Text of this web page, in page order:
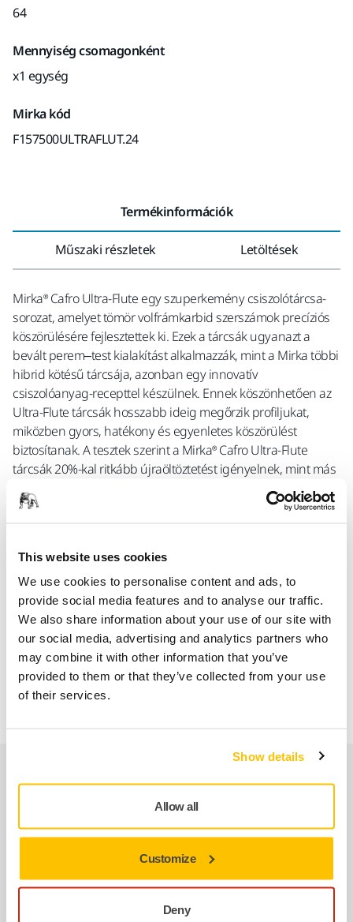
This website uses cookies
We use cookies to personalise content and ads, to
provide social media features and to analyse our traffic.
We also share information about your use of our site with
our social media, advertising and analytics partners who
may combine it with other information that you’ve
provided to them or that they’ve collected from your use
of their services.
Show details
Allow all
Customize
Deny
64
Mennyiség csomagonként
x1 egység
Mirka kód
F157500ULTRAFLUT.24
Termékinformációk
Műszaki részletek Letöltések
Mirka® Cafro Ultra-Flute egy szuperkemény csiszolótárcsa-
sorozat, amelyet tömör volfrámkarbid szerszámok precíziós
köszörülésére fejlesztettek ki. Ezek a tárcsák ugyanazt a
bevált perem–test kialakítást alkalmazzák, mint a Mirka többi
hibrid kötésű tárcsája, azonban egy innovatív
csiszolóanyag-recepttel készülnek. Ennek köszönhetően az
Ultra-Flute tárcsák hosszabb ideig megőrzik profiljukat,
miközben gyors, hatékony és egyenletes köszörülést
biztosítanak. A tesztek szerint a Mirka® Cafro Ultra-Flute
tárcsák 20%-kal ritkább újraöltöztetést igényelnek, mint más
prémium kategóriás szuperkemény csiszolótárcsák. Az
Ultra-Flute csiszolóperemének minősége és porózus
sebességet érhetsz el anélkül, hogy nőne az energia- vagy
időfelhasználás. Ultra-Flute jellemzők: Kiváló vágóképesség
Ideális nagy sorozatokhoz: kiváló stabilitás és teljesítmény
automata szerszámcserélőkkel történő megmunkálás során
Hosszú távon is állandó geometria – kiváló élmegtartás
Csökkentett energiafelhasználás az innovatív formula és
porózus csiszolószerkezet révén Rezgésmentes, halk
működés és stabil teljesítményfelvétel
EGYÜTTES HASZNÁLAT
karbid körszerszámok CNC-gépeken való
fogaskerék-köszörüléshez